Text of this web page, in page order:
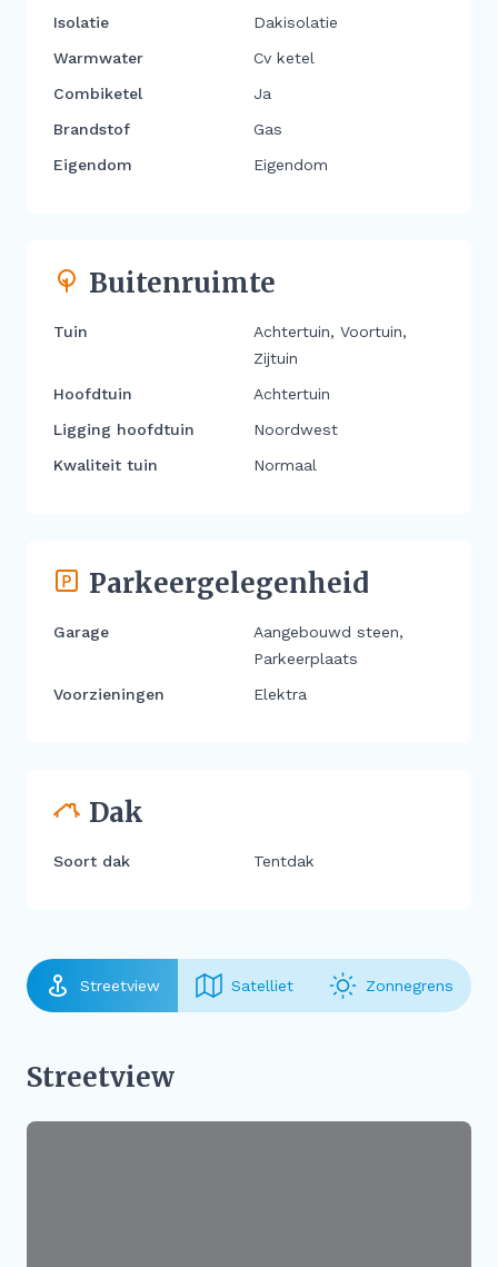
Isolatie
Dakisolatie
Warmwater
Cv ketel
Combiketel
Ja
Brandstof
Gas
Eigendom
Eigendom
Buitenruimte
Tuin
Achtertuin, Voortuin,
Zijtuin
Hoofdtuin
Achtertuin
Ligging hoofdtuin
Noordwest
Kwaliteit tuin
Normaal
Parkeergelegenheid
Garage
Aangebouwd steen,
Parkeerplaats
Voorzieningen
Elektra
Dak
Soort dak Tentdak
Streetview Satelliet Zonnegrens
Streetview